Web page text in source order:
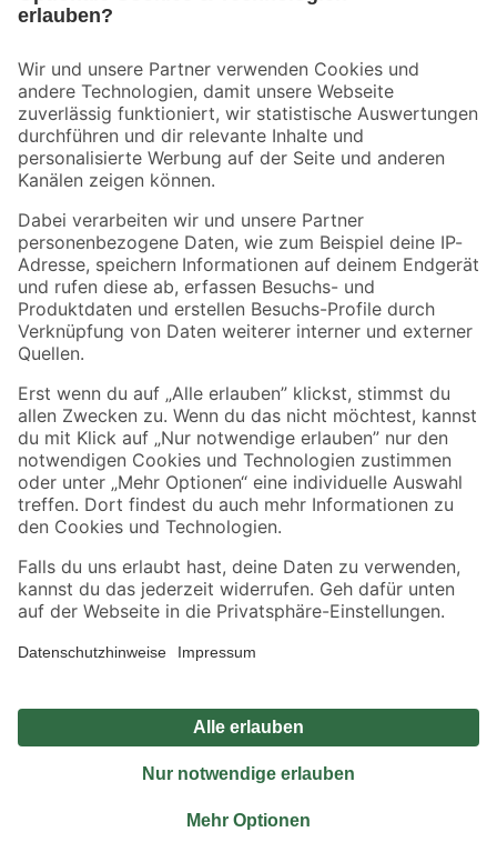
Der toom Newsletter: Keine Angebote und Aktionen mehr verpassen!
Zur Newsletter Anmeldung
Folge uns
Zahlungsarten Versandarten
Sicher einkaufen
Jetzt die toom-App herunterladen
Alle Preisangaben in EUR inkl. gesetzl. MwSt.. Die dargestellten Angebote sind unter
Umständen nicht in allen Märkten verfügbar. Die angegebenen Verfügbarkeiten beziehen
Produkte nur solange der Vorrat reicht.
*Paketversand ab 59 € versandkostenfrei, gilt nicht für Artikel mit Speditionsversand, hier
Privatsphäre Impressum
Nutzungsbedingungen
Widerrufsrecht
Vertrag widerrufen
© 2026 toom Baumarkt GmbH